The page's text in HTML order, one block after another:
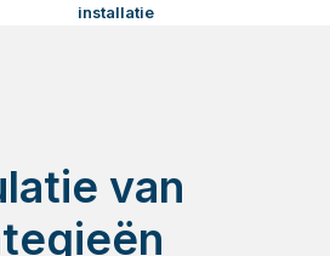
installatie
van